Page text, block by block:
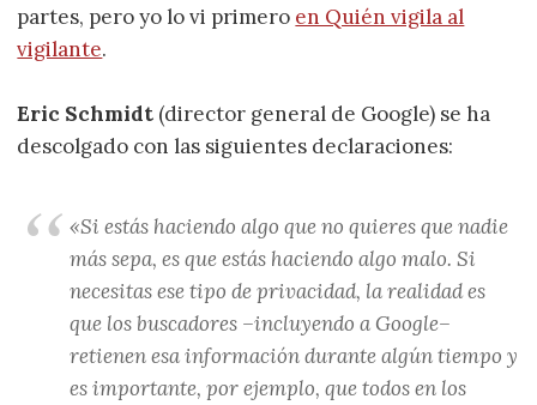
partes, pero yo lo vi primero en Quién vigila al
vigilante.
Eric Schmidt (director general de Google) se ha
descolgado con las siguientes declaraciones:
«Si estás haciendo algo que no quieres que nadie
más sepa, es que estás haciendo algo malo. Si
necesitas ese tipo de privacidad, la realidad es
que los buscadores –incluyendo a Google–
retienen esa información durante algún tiempo y
es importante, por ejemplo, que todos en los